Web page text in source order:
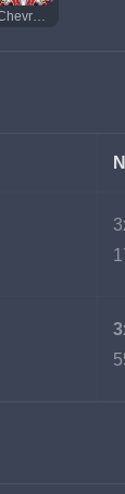
Chevreuse